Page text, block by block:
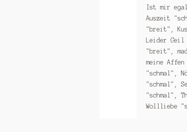
Ist mir
Auszeit
"breit",
Leider
"breit",
meine
"schmal",
"schmal",
"schmal",
Wollliebe